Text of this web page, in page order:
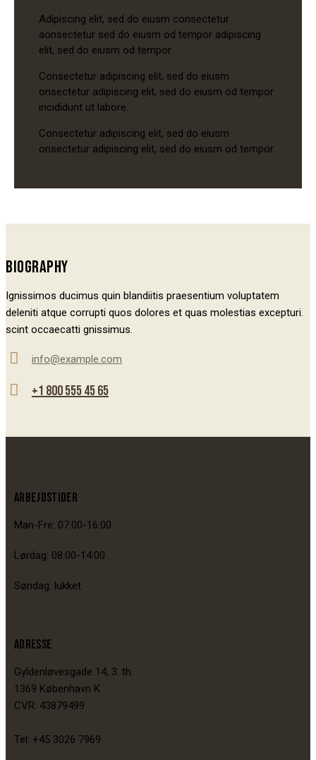
Adipiscing elit, sed do eiusm consectetur
aonsectetur sed do eiusm od tempor adipiscing
elit, sed do eiusm od tempor.
Consectetur adipiscing elit, sed do eiusm
onsectetur adipiscing elit, sed do eiusm od tempor
incididunt ut labore.
Consectetur adipiscing elit, sed do eiusm
onsectetur adipiscing elit, sed do eiusm od tempor.
BIOGRAPHY
Ignissimos ducimus quin blandiitis praesentium voluptatem
deleniti atque corrupti quos dolores et quas molestias excepturi.
scint occaecatti gnissimus.
mail:
info@example.com
+1 800 555 45 65
ARBEJDSTIDER
Man-Fre: 07:00-16:00
Lørdag: 08:00-14:00
Søndag: lukket
ADRESSE
Gyldenløvesgade 14, 3. th.
1369 København K
CVR: 43879499
Tel: +45 3026 7969